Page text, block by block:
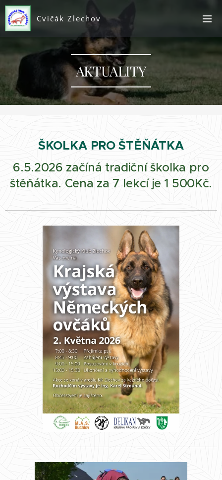
Cvičák Zlechov
AKTUALITY
ŠKOLKA PRO ŠTĚŇÁTKA
6.5.2026 začíná tradiční školka pro
štěňátka. Cena za 7 lekcí je 1 500Kč.